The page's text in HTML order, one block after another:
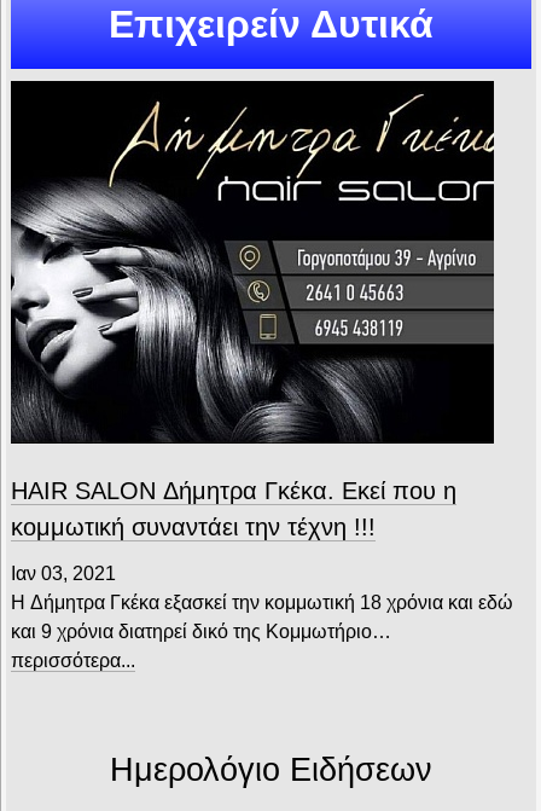
Επιχειρείν Δυτικά
HAIR SALON Δήμητρα Γκέκα. Εκεί που η
κομμωτική συναντάει την τέχνη !!!
Ιαν 03, 2021
H Δήμητρα Γκέκα εξασκεί την κομμωτική 18 χρόνια και εδώ
και 9 χρόνια διατηρεί δικό της Κομμωτήριο…
περισσότερα...
Ημερολόγιο Ειδήσεων